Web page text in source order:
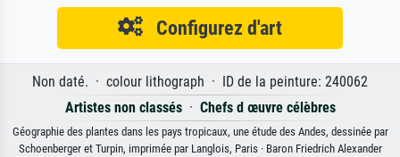
Configurez d'art
Non daté. · colour lithograph · ID de la peinture: 240062
Artistes non classés· Chefs d œuvre célèbres
Géographie des plantes dans les pays tropicaux, une étude des Andes, dessinée par
Schoenberger et Turpin, imprimée par Langlois, Paris · Baron Friedrich Alexander